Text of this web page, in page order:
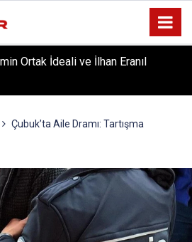
Ortak İdeali ve İlhan Eranıl
MERHABA’ COŞKUSU: Kursiyerler
Çubuk’ta Aile Dramı: Tartışma